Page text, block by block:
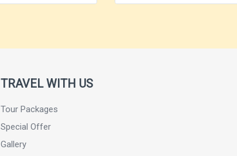
TRAVEL WITH US
Tour Packages
Special Offer
Gallery